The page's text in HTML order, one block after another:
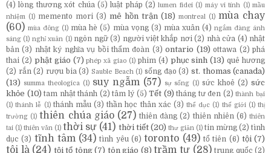
(4) lòng thương xót chúa (5) luật pháp (2) lumen fidei (1) máy vi tính (1) mầu
nhiệm (1) memento mori (3) mê hồn trận (18) montreal (1) mùa chay
(60) mùa đông (1) mùa hè (5) mùa vọng (3) mùa xuân (4) ngắm đàng ánh
sáng (1) nghỉ xuân (1) ngôn ngữ (3) người việt khắp nơi (2) nhà cửa (4) nhật
bản (3) nhật ký nghĩa vụ bồi thẩm đoàn (3) ontario (19) ottawa (2) phá
thai (2) phật giáo (7) phép xã giao (1) phim (4) phục sinh (13) quê hương
(2) rắn (2) rượu bia (3) Sauble Beach (1) sống đạo (3) st. thomas (canada)
(13)
summa theologica (1) suy ngẫm (57) sự sống (1) sức khoẻ (2) sức
khỏe (10) tam nhật thánh (2) tâm lý (5) Tết (9) tháng tư đen (2) thành bại
(1) thánh lễ (1) thánh mẫu (3) thần học thân xác (3) thể dục (1) thế giới (1) thị
trường (1) thiên chúa giáo (27) thiên đàng (2) thiên nhiên (6) thiên
tai (1) thiên văn (1) thời sự (41) thời tiết (20) thư giản (1) tin mừng (2) tình
dục (3) tĩnh tâm (34) tình yêu (6) toronto (49) tổ tiên (6) tội (7)
tôi là (24) tội tổ tông (7) tôn giáo (8) trầm tư (28) trung quốc (2)